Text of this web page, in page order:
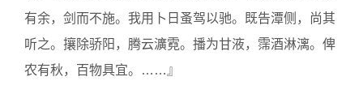
有余，剑而不施。我用卜日蚤驾以驰。既告潭侧，尚其
听之。攘除骄阳，腾云瀇霓。播为甘液，霈酒淋漓。俾
农有秋，百物具宜。……』